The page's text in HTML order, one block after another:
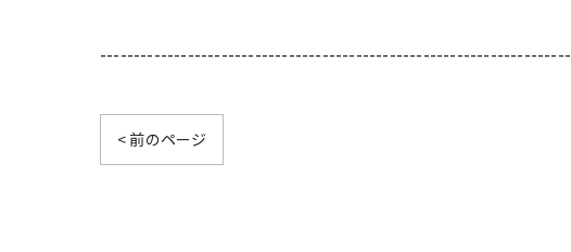
----------------------------------------------------------------------
< 前のページ